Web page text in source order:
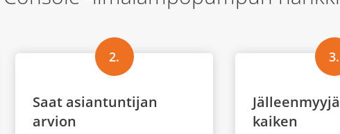
2.
Saat asiantuntijan
arvion
3.
kaiken